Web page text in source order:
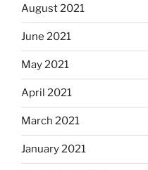
August 2021
June 2021
May 2021
April 2021
March 2021
January 2021